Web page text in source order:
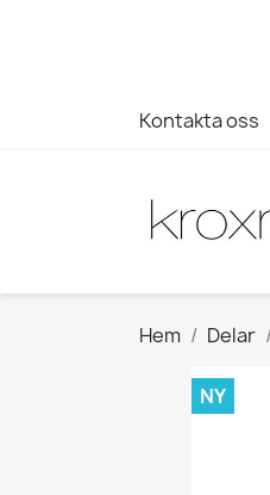
Kontakta oss
Hem Delar
NY